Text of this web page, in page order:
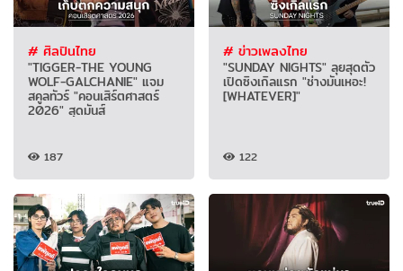
# ศิลปินไทย
"TIGGER-THE YOUNG
WOLF-GALCHANIE" แจม
สคูลทัวร์ "คอนเสิร์ตศาสตร์
2026" สุดมันส์
187
# ข่าวเพลงไทย
"SUNDAY NIGHTS" ลุยสุดตัว
เปิดซิงเกิลแรก "ช่างมันเหอะ!
[WHATEVER]"
122